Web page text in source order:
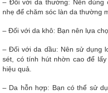
– Đối với da thường: Nên dùng
nhẹ để chăm sóc làn da thường
– Đối với da khô: Bạn nên lựa
– Đối với da dầu: Nên sử dụng
sét, có tính hút nhờn cao để
hiệu quả.
– Da hỗn hợp: Bạn có thể sử